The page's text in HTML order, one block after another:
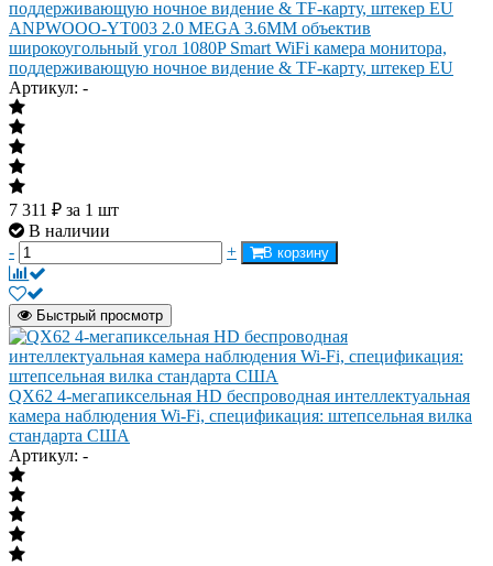
ANPWOOO-YT003 2.0 MEGA 3.6MM объектив
широкоугольный угол 1080P Smart WiFi камера монитора,
поддерживающую ночное видение & TF-карту, штекер EU
Артикул: -
7 311 ₽ за 1 шт
В наличии
-
+ В корзину
Быстрый просмотр
QX62 4-мегапиксельная HD беспроводная интеллектуальная
камера наблюдения Wi-Fi, спецификация: штепсельная вилка
стандарта США
Артикул: -